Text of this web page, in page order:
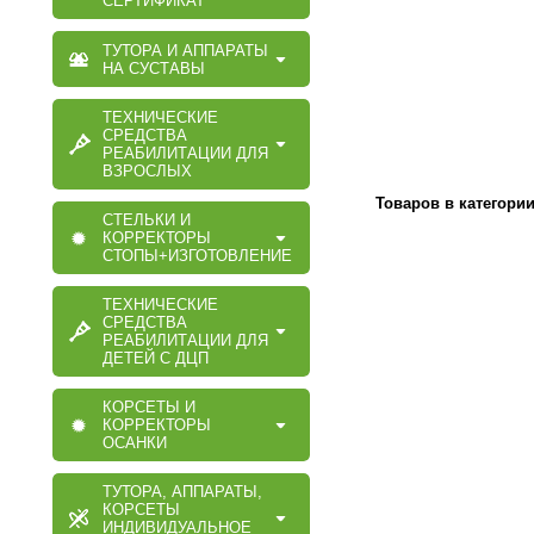
ТУТОРА И АППАРАТЫ
НА СУСТАВЫ
ТЕХНИЧЕСКИЕ
СРЕДСТВА
РЕАБИЛИТАЦИИ ДЛЯ
ВЗРОСЛЫХ
СТЕЛЬКИ И
КОРРЕКТОРЫ
СТОПЫ+ИЗГОТОВЛЕНИЕ
ТЕХНИЧЕСКИЕ
СРЕДСТВА
РЕАБИЛИТАЦИИ ДЛЯ
ДЕТЕЙ С ДЦП
КОРСЕТЫ И
КОРРЕКТОРЫ
ОСАНКИ
ТУТОРА, АППАРАТЫ,
КОРСЕТЫ
ИНДИВИДУАЛЬНОЕ
Товаров в